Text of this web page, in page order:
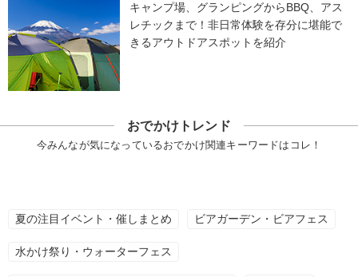
キャンプ場、グランピングからBBQ、アス
レチックまで！非日常体験を存分に堪能で
きるアウトドアスポットを紹介
おでかけトレンド
今みんなが気になっているおでかけ関連キーワードはコレ！
夏の注目イベント・催しまとめ ビアガーデン・ビアフェス
水かけ祭り・ウォーターフェス